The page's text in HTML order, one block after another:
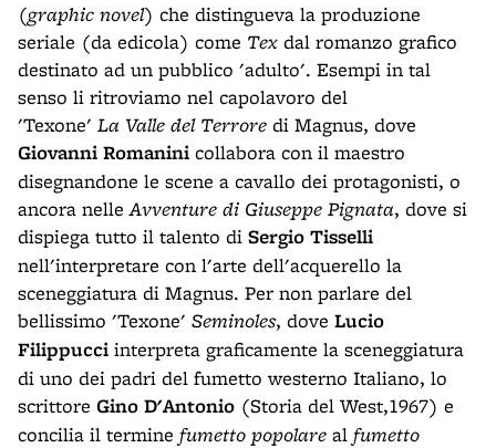
(graphic novel) che distingueva la produzione
seriale (da edicola) come Tex dal romanzo grafico
destinato ad un pubblico 'adulto'. Esempi in tal
senso li ritroviamo nel capolavoro del
'Texone' La Valle del Terrore di Magnus, dove
Giovanni Romanini collabora con il maestro
disegnandone le scene a cavallo dei protagonisti, o
ancora nelleAvventure di Giuseppe Pignata, dove si
dispiega tutto il talento di Sergio Tisselli
nell'interpretare con l'arte dell'acquerello la
sceneggiatura di Magnus. Per non parlare del
bellissimo 'Texone' Seminoles, dove Lucio
Filippucci interpreta graficamente la sceneggiatura
di uno dei padri del fumetto westerno Italiano, lo
scrittore Gino D'Antonio (Storia del West,1967) e
concilia il termine fumetto popolare al fumetto